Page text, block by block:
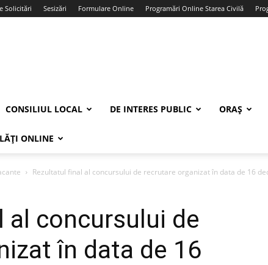
Solicitări Sesizări Formulare Online Programări Online Starea Civilă
CONSILIUL LOCAL DE INTERES PUBLIC ORAȘ
ONLINE
Rezultatul final al concursului de recrutare organizat în data de 16
al concursului de
în data de 16